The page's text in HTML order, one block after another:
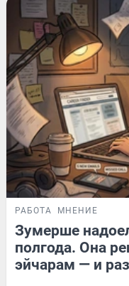
РАБОТА МНЕНИЕ
Зумерше
полгода. Она
эйчарам — и